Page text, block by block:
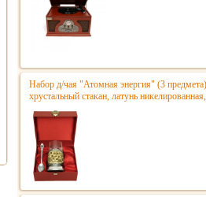
Набор д/чая "Атомная энергия" (3
хрустальный стакан, латунь